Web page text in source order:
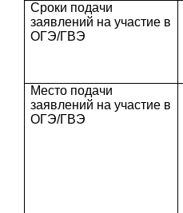
Сроки подачи
заявлений на участие в
ОГЭ/ГВЭ
Место подачи
заявлений на участие в
ОГЭ/ГВЭ